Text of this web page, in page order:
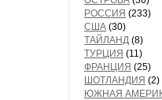
РОССИЯ (233)
США (30)
ТАЙЛАНД (8)
ТУРЦИЯ (11)
ФРАНЦИЯ (25)
ШОТЛАНДИЯ (2)
ЮЖНАЯ